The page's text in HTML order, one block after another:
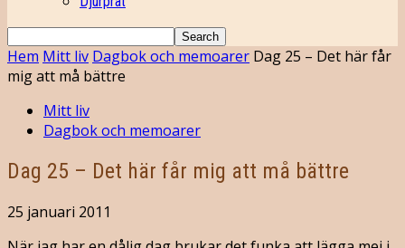
Hem Mitt liv Dagbok och memoarer Dag 25 – Det här får
mig att må bättre
Mitt liv
Dagbok och memoarer
Dag 25 – Det här får mig att må bättre
25 januari 2011